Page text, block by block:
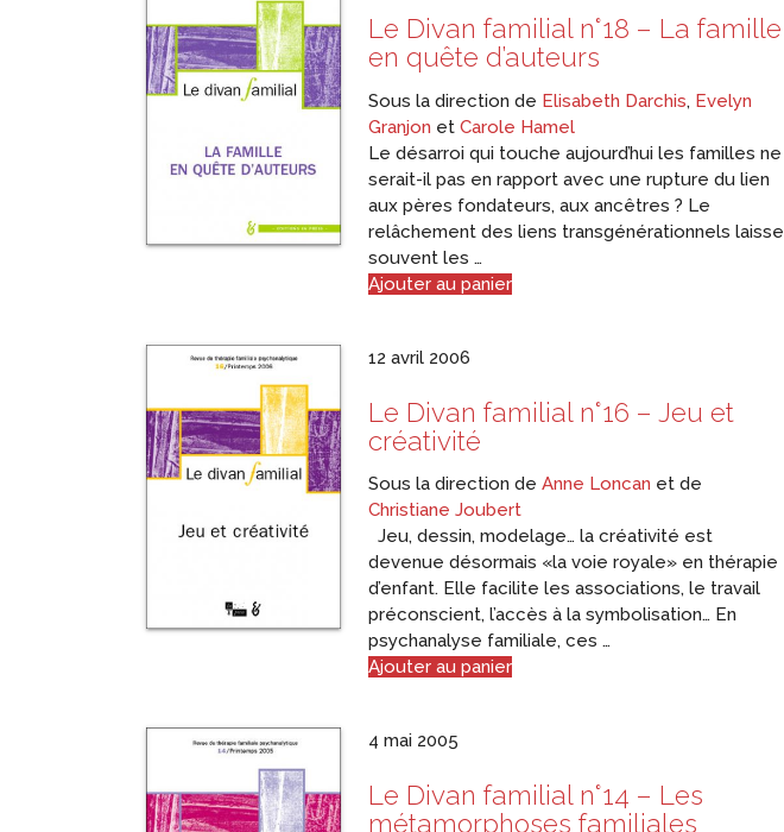
Le Divan familial n°18 – La famille
en quête d’auteurs
Sous la direction de Elisabeth Darchis, Evelyn
Granjon et Carole Hamel
Le désarroi qui touche aujourd’hui les familles ne
serait-il pas en rapport avec une rupture du lien
aux pères fondateurs, aux ancêtres ? Le
relâchement des liens transgénérationnels laisse
souvent les …
Ajouter au panier
12 avril 2006
Le Divan familial n°16 – Jeu et
créativité
Sous la direction de Anne Loncan et de
Christiane Joubert
Jeu, dessin, modelage… la créativité est
devenue désormais «la voie royale» en thérapie
d’enfant. Elle facilite les associations, le travail
préconscient, l’accès à la symbolisation… En
psychanalyse familiale, ces …
Ajouter au panier
4 mai 2005
Le Divan familial n°14 – Les
métamorphoses familiales